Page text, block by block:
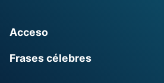
Acceso
Frases célebres